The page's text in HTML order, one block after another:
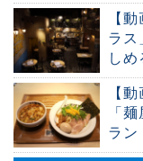
【
ラ
しめ
【
「
ラン